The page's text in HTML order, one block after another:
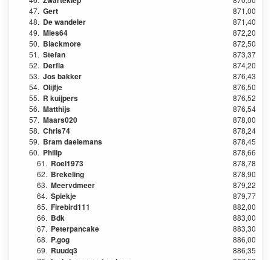
47. Gert
871,00
48. De wandeler
871,40
49. Mies64
872,20
50. Blackmore
872,50
51. Stefan
873,37
52. Derfla
874,20
53. Jos bakker
876,43
54. Olijfje
876,50
55. R kuijpers
876,52
56. Matthijs
876,54
57. Maars020
878,00
58. Chris74
878,24
59. Bram daelemans
878,45
60. Philip
878,66
61. Roel1973
878,78
62. Brekeling
878,90
63. Meervdmeer
879,22
64. Spiekje
879,77
65. Firebird111
882,00
66. Bdk
883,00
67. Peterpancake
883,30
68. P.gog
886,00
69. Ruudq3
886,35